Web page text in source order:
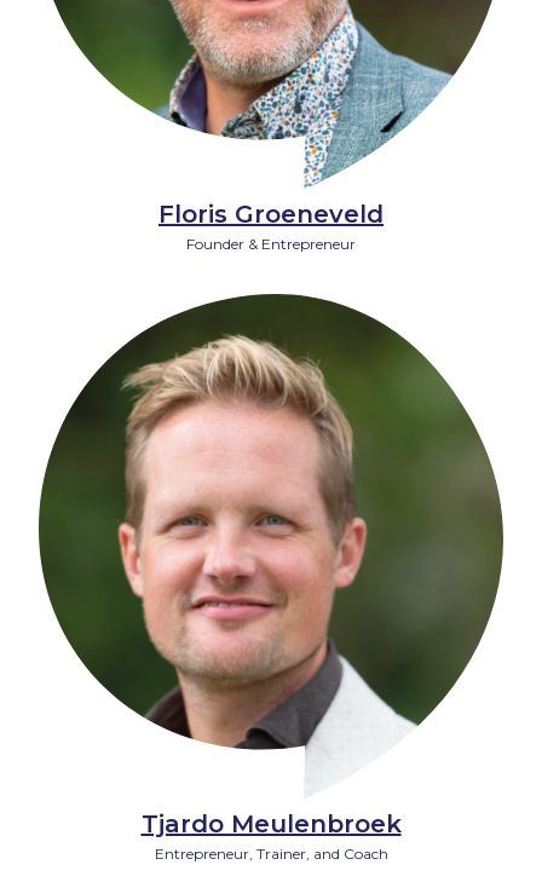
Floris Groeneveld
Founder & Entrepreneur
Tjardo Meulenbroek
Entrepreneur, Trainer, and Coach